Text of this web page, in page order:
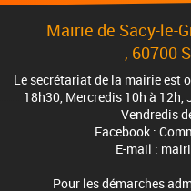
Mairie de Sacy-le-
, 60700
Le secrétariat de la mairie est
18h30, Mercredis 10h à 12h,
Vendredis
Facebook :
E-mail :
Pour les démarches